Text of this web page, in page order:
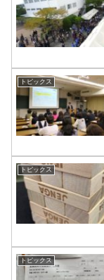
トピックス
トピックス
トピックス